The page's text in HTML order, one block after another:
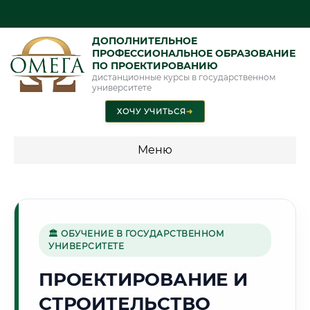
ДОПОЛНИТЕЛЬНОЕ
ПРОФЕССИОНАЛЬНОЕ ОБРАЗОВАНИЕ
ПО ПРОЕКТИРОВАНИЮ
дистанционные курсы в государственном
университете
ХОЧУ УЧИТЬСЯ➜
Меню
🌸
Г. СТАВРОПОЛЬ
🏛 ОБУЧЕНИЕ В ГОСУДАРСТВЕННОМ
УНИВЕРСИТЕТЕ
ПРОЕКТИРОВАНИЕ И
СТРОИТЕЛЬСТВО